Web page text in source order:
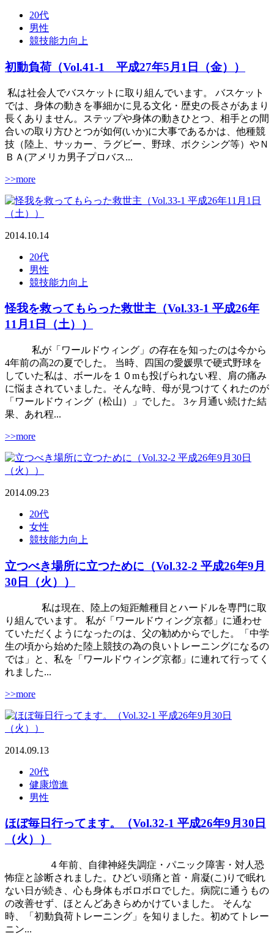
20代
男性
競技能力向上
初動負荷（Vol.41-1 平成27年5月1日（金））
私は社会人でバスケットに取り組んでいます。 バスケット
では、身体の動きを事細かに見る文化・歴史の長さがあまり
長くありません。ステップや身体の動きひとつ、相手との間
合いの取り方ひとつが如何(いか)に大事であるかは、他種競
技（陸上、サッカー、ラグビー、野球、ボクシング等）やＮ
ＢＡ(アメリカ男子プロバス...
>>more
2014.10.14
20代
男性
競技能力向上
怪我を救ってもらった救世主（Vol.33-1 平成26年
11月1日（土））
私が「ワールドウィング」の存在を知ったのは今から
4年前の高2の夏でした。 当時、四国の愛媛県で硬式野球を
していた私は、ボールを１０mも投げられない程、肩の痛み
に悩まされていました。そんな時、母が見つけてくれたのが
「ワールドウィング（松山）」でした。 3ヶ月通い続けた結
果、あれ程...
>>more
2014.09.23
20代
女性
競技能力向上
立つべき場所に立つために（Vol.32-2 平成26年9月
30日（火））
私は現在、陸上の短距離種目とハードルを専門に取
り組んでいます。 私が「ワールドウィング京都」に通わせ
ていただくようになったのは、父の勧めからでした。「中学
生の頃から始めた陸上競技の為の良いトレーニングになるの
では」と、私を「ワールドウィング京都」に連れて行ってく
れました...
>>more
2014.09.13
20代
健康増進
男性
ほぼ毎日行ってます。（Vol.32-1 平成26年9月30日
（火））
４年前、自律神経失調症・パニック障害・対人恐
怖症と診断されました。ひどい頭痛と首・肩凝(こ)りで眠れ
ない日が続き、心も身体もボロボロでした。病院に通うもの
の改善せず、ほとんどあきらめかけていました。 そんな
時、「初動負荷トレーニング」を知りました。初めてトレー
ニン...